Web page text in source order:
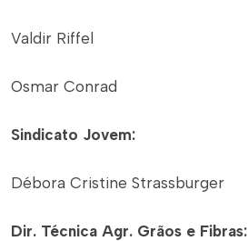
Valdir Riffel
Osmar Conrad
Sindicato Jovem:
Débora Cristine Strassburger
Dir. Técnica Agr. Grãos e Fibras: